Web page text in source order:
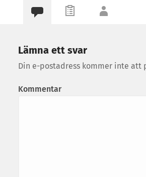
Lämna ett svar
Din e-postadress kommer inte att
Kommentar